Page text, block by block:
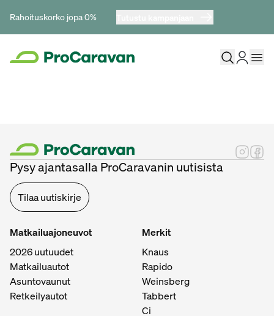
Rahoituskorko jopa 0%
Pysy ajantasalla ProCaravanin uutisista
Tilaa uutiskirje
Matkailuajoneuvot
2026 uutuudet
Matkailuautot
Asuntovaunut
Retkeilyautot
Merkit
Knaus
Rapido
Weinsberg
Tabbert
Ci